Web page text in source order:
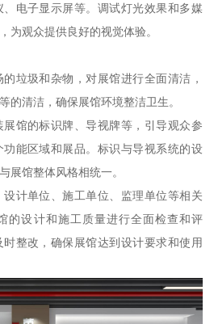
电子显示屏等。调试灯光效果和多媒
为观众提供良好的视觉体验。
垃圾和杂物，对展馆进行全面清洁，
的清洁，确保展馆环境整洁卫生。
馆的标识牌、导视牌等，引导观众参
能区域和展品。标识与导视系统的设
展馆整体风格相统一。
计单位、施工单位、监理单位等相关
的设计和施工质量进行全面检查和评
整改，确保展馆达到设计要求和使用